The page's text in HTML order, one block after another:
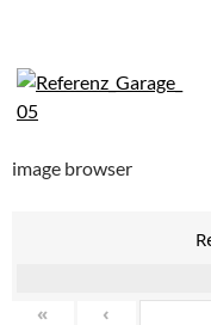
image browser
« ‹